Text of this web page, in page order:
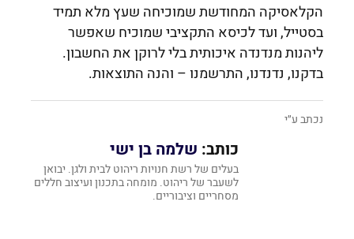
הקלאסיקה המחודשת שמוכיחה שעץ מלא תמיד
בסטייל, ועד לכיסא התקציבי שמוכיח שאפשר
ליהנות מנדנדה איכותית בלי לרוקן את החשבון.
בדקנו, נדנדנו, התרשמנו – והנה התוצאות.
נכתב ע״י
כותב: שלמה בן ישי
בעלים של רשת חנויות ריהוט לבית ולגן. יבואן
לשעבר של ריהוט. מומחה בתכנון ועיצוב חללים
מסחריים וציבוריים.